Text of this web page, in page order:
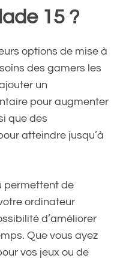
15 ?
options de mise à
des gamers les
un
pour augmenter
que des
atteindre jusqu’à
permettent de
ordinateur
d’améliorer
Que vous ayez
vos jeux ou de